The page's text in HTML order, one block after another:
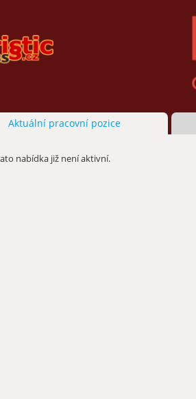
Aktuální pracovní pozice
nabídka již není aktivní.